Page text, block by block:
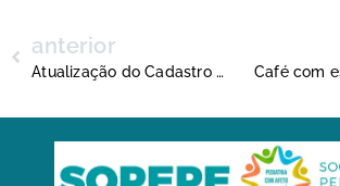
anterior
Atualização do Cadastro Nacional de Crianças e Adolescentes Desaparecidos